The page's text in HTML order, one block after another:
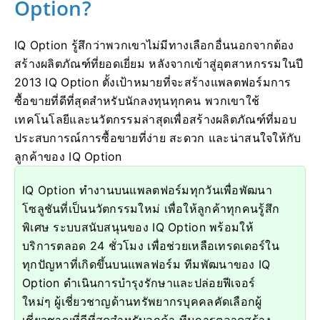
Option?
IQ Option รู้สึกว่าพวกเขาไม่มีทางเลือกอื่นนอกจากต้อง
สร้างผลิตภัณฑ์ที่ยอดเยี่ยม หลังจากเข้าสู่อุตสาหกรรมในปี
2013 IQ Option ตั้งเป้าหมายที่จะสร้างแพลตฟอร์มการ
ซื้อขายที่ดีที่สุดสำหรับนักลงทุนทุกคน พวกเขาใช้
เทคโนโลยีและนวัตกรรมล่าสุดเพื่อสร้างผลิตภัณฑ์ที่มอบ
ประสบการณ์การซื้อขายที่ง่าย สะดวก และน่าสนใจให้กับ
ลูกค้าของ IQ Option
IQ Option ทำงานบนแพลตฟอร์มทุกวันเพื่อพัฒนา
โซลูชันที่เป็นนวัตกรรมใหม่ เพื่อให้ลูกค้าทุกคนรู้สึก
พิเศษ ระบบสนับสนุนของ IQ Option พร้อมให้
บริการตลอด 24 ชั่วโมง เพื่อช่วยเหลือเทรดเดอร์ใน
ทุกปัญหาที่เกิดขึ้นบนแพลฟอร์ม ทีมพัฒนาของ IQ
Option ดำเนินการบำรุงรักษาและปล่อยฟีเจอร์
ใหม่ๆ ผู้เชี่ยวชาญด้านทรัพยากรบุคคลคัดเลือกผู้